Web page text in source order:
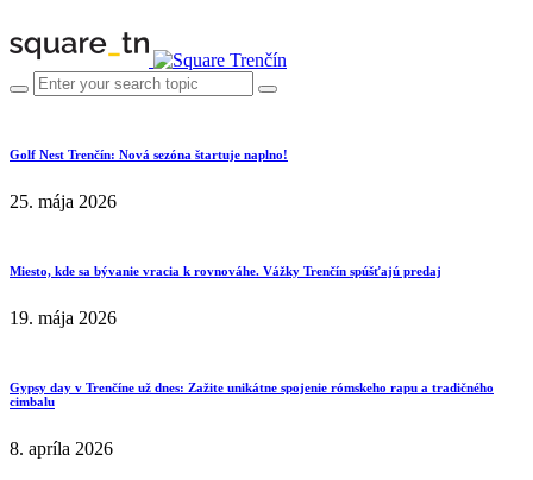
Golf Nest Trenčín: Nová sezóna štartuje naplno!
25. mája 2026
Miesto, kde sa bývanie vracia k rovnováhe. Vážky Trenčín spúšťajú predaj
19. mája 2026
Gypsy day v Trenčíne už dnes: Zažite unikátne spojenie rómskeho rapu a tradičného
cimbalu
8. apríla 2026